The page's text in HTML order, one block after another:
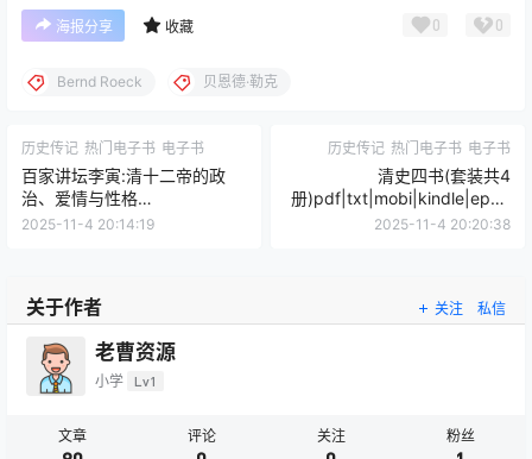
海报分享 收藏 0 0
Bernd Roeck 贝恩德·勒克
历史传记 热门电子书 电子书
百家讲坛李寅:清十二帝的政
治、爱情与性格
pdf|txt|mobi|kindle|epub电
2025-11-4 20:14:19
历史传记 热门电子书 电子书
清史四书(套装共4
册)pdf|txt|mobi|kindle|epub
电子版书免费下载
2025-11-4 20:20:38
关于作者 关注 私信
老曹资源
小学 Lv1
文章 评论 关注 粉丝